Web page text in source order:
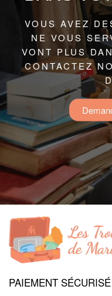
VOUS AVEZ
NE VOUS
VONT PLUS
CONTACTEZ
PAIEMENT SÉCURISÉ